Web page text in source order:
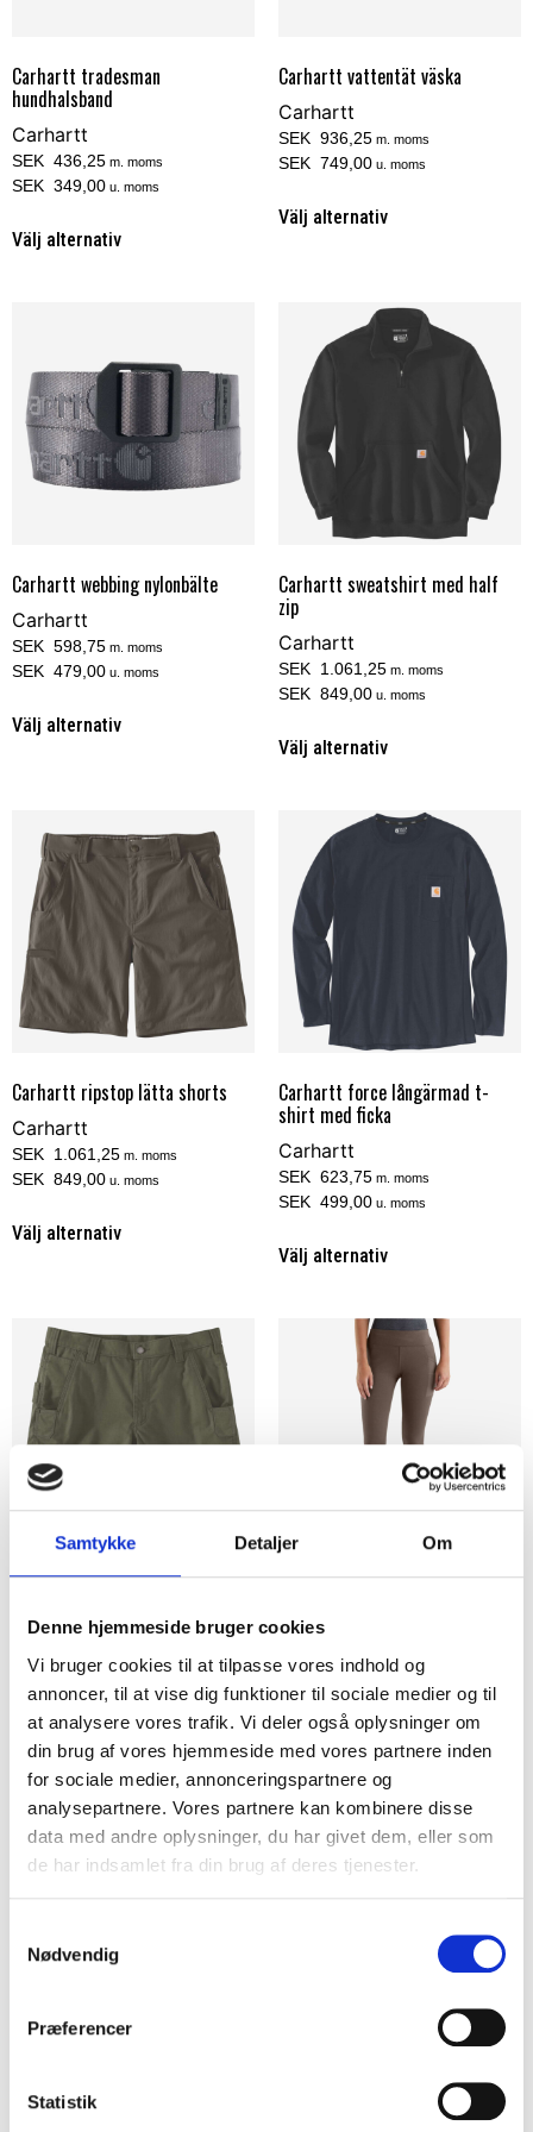
Samtykke Detaljer Om
Denne hjemmeside bruger cookies
Vi bruger cookies til at tilpasse vores indhold og
annoncer, til at vise dig funktioner til sociale medier og til
at analysere vores trafik. Vi deler også oplysninger om
din brug af vores hjemmeside med vores partnere inden
for sociale medier, annonceringspartnere og
analysepartnere. Vores partnere kan kombinere disse
data med andre oplysninger, du har givet dem, eller som
de har indsamlet fra din brug af deres tjenester.
Nødvendig
Præferencer
Statistik
Carhartt tradesman
hundhalsband
Carhartt
SEK 436,25 m. moms
SEK 349,00 u. moms
Välj alternativ
Carhartt vattentät väska
Carhartt
SEK 936,25 m. moms
SEK 749,00 u. moms
Välj alternativ
Carhartt webbing nylonbälte
Carhartt
SEK 598,75 m. moms
SEK 479,00 u. moms
Välj alternativ
Carhartt sweatshirt med half
zip
Carhartt
SEK 1.061,25 m. moms
SEK 849,00 u. moms
Välj alternativ
Carhartt ripstop lätta shorts
Carhartt
SEK 1.061,25 m. moms
SEK 849,00 u. moms
Välj alternativ
Carhartt force långärmad t-
shirt med ficka
Carhartt
SEK 623,75 m. moms
SEK 499,00 u. moms
Välj alternativ
arbetsshorts
Carhartt
SEK 1.061,25 m. moms
Välj alternativ
DAMLEGGING
Carhartt
SEK 1.123,75 m. moms
SEK 899,00
Välj alternativ
NY FÄRG
CARHARTT SIGNATURE LOGO
NY FÄRG
CARHARTT CORE LOGO T-SHIRT